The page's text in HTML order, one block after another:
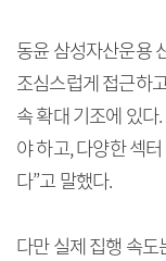
동윤 삼성자산운용
조심스럽게 접근하
속 확대 기조에 있
야 하고, 다양한 섹
다”고 말했다.
다만 실제 집행 속